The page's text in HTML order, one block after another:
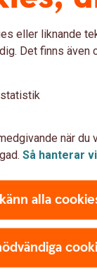
eventuella
samtycke och
eller liknande
Det finns även
statistik
när du
Så hanterar vi
alla